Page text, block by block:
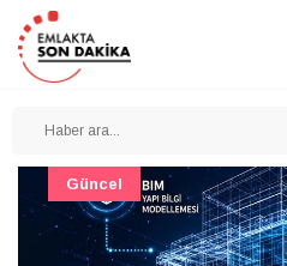
Güncel